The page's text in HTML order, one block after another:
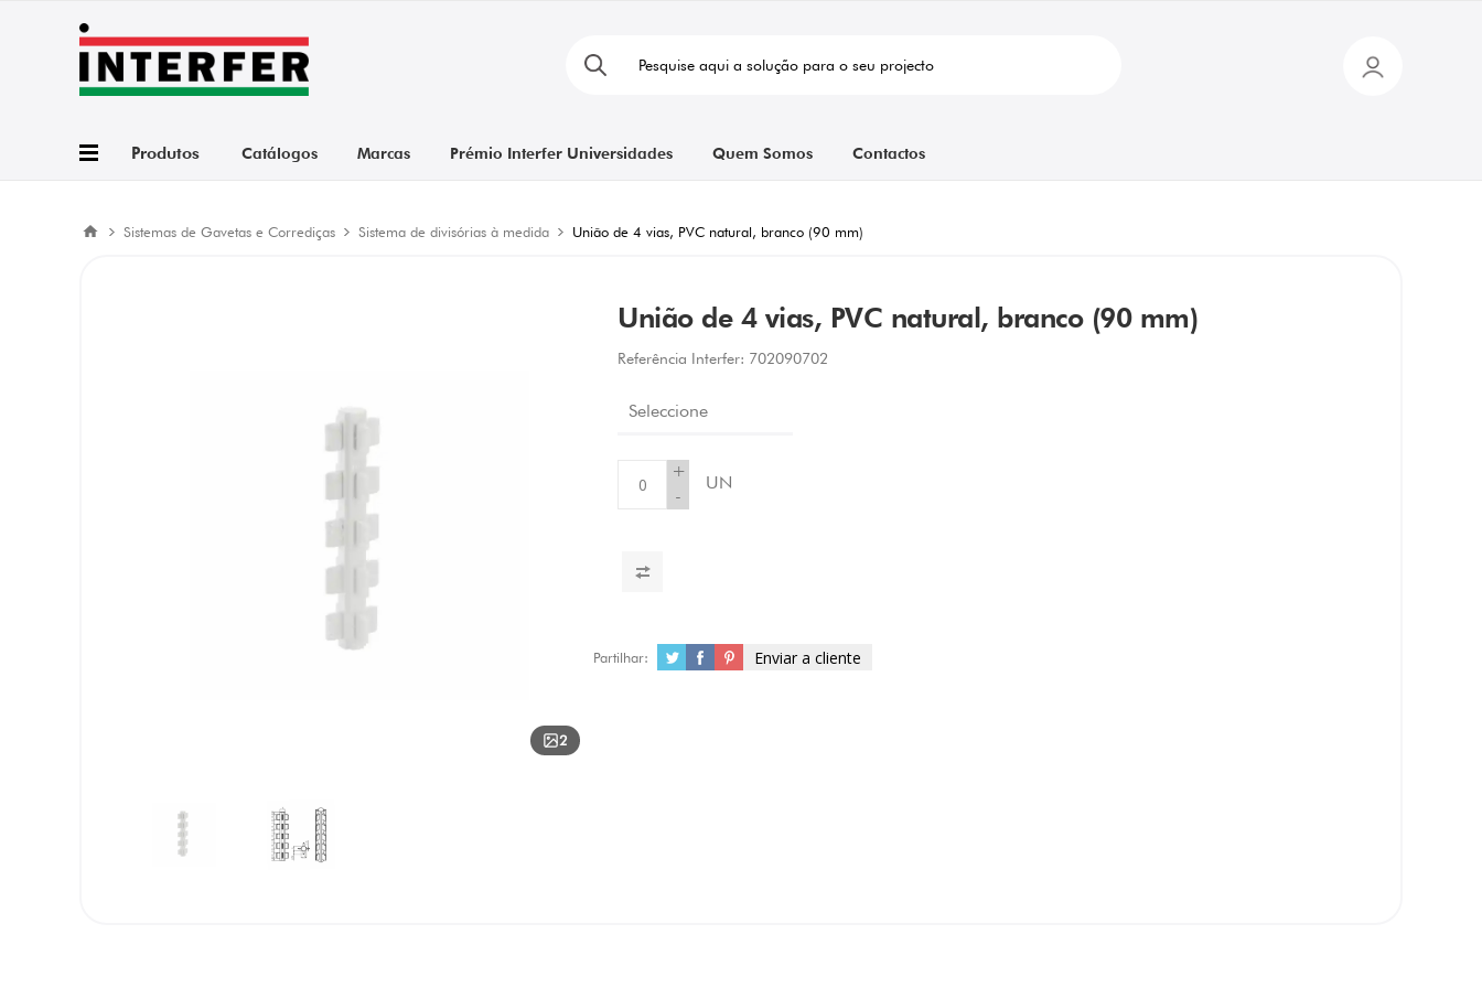
Produtos Catálogos Marcas Prémio Interfer Universidades Quem Somos Contactos
Sistemas de Gavetas e Corrediças Sistema de divisórias à medida União de 4 vias, PVC natural, branco (90 mm)
2
União de 4 vias, PVC natural, branco (90 mm)
Referência Interfer: 702090702
Seleccione
+
-
UN
Partilhar: Enviar a cliente